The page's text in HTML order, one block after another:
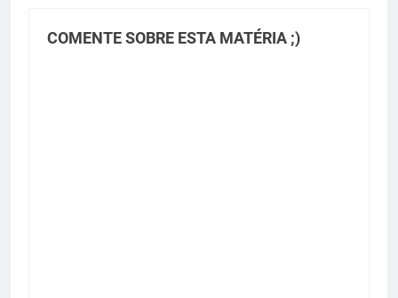
COMENTE SOBRE ESTA MATÉRIA ;)